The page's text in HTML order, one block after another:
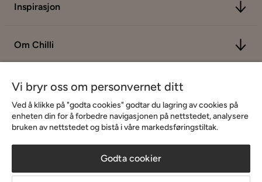
Inspirasjon
Om Chilli
Vi bryr oss om personvernet ditt
Ved å klikke på "godta cookies" godtar du lagring av cookies på
enheten din for å forbedre navigasjonen på nettstedet, analysere
bruken av nettstedet og bistå i våre markedsføringstiltak.
Godta cookier